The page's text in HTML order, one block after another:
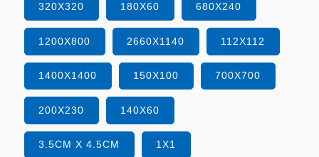
320X320 180X60 680X240
1200X800 2660X1140 112X112
1400X1400 150X100 700X700
200X230 140X60
3.5CM X 4.5CM 1X1